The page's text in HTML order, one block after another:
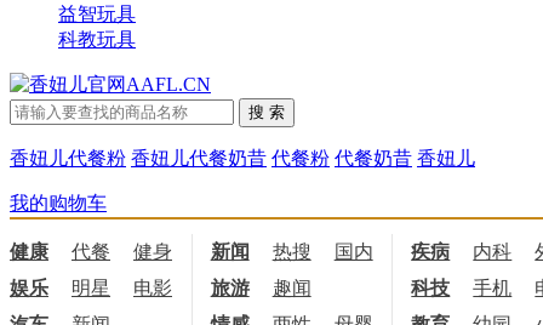
益智玩具
科教玩具
香妞儿代餐粉 香妞儿代餐奶昔 代餐粉 代餐奶昔 香妞儿
我的购物车
健康 代餐 健身 饮食
新闻 热搜 国内 国际
疾病 内科
娱乐
明星 电影 电视
旅游 趣闻 科技 手机